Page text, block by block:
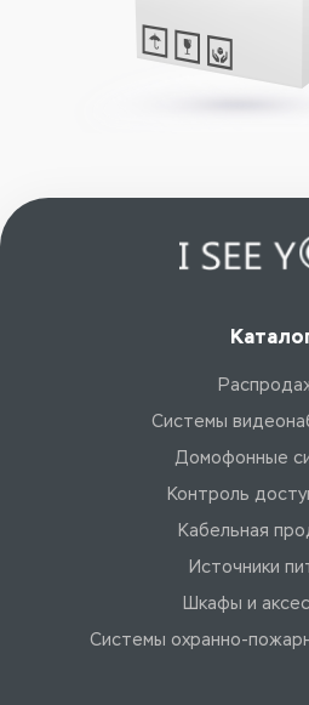
Системы
Домофонные
Контроль
Кабельная
Источники
Шкафы и
Системы охранно-